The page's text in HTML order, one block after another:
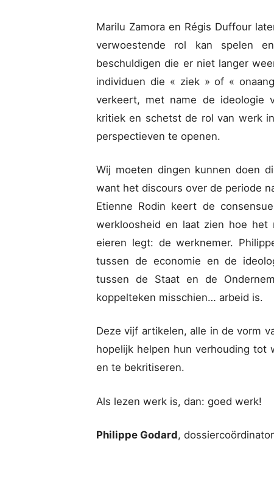
Marilu Zamora en Régis Duffour
verwoestende rol kan spelen
beschuldigen die er niet langer
individuen die « ziek » of «
verkeert, met name de ideologie
kritiek en schetst de rol van werk
perspectieven te openen.
Wij moeten dingen kunnen doen
want het discours over de periode
Etienne Rodin keert de
werkloosheid en laat zien hoe het
eieren legt: de werknemer.
tussen de economie en de
tussen de Staat en de
koppelteken misschien… arbeid is.
Deze vijf artikelen, alle in de vorm
hopelijk helpen hun verhouding tot
en te bekritiseren.
Als lezen werk is, dan: goed werk!
Philippe Godard, dossiercoördinator